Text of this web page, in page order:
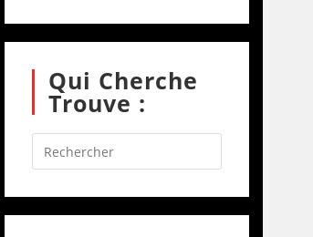
Qui Cherche
Trouve :